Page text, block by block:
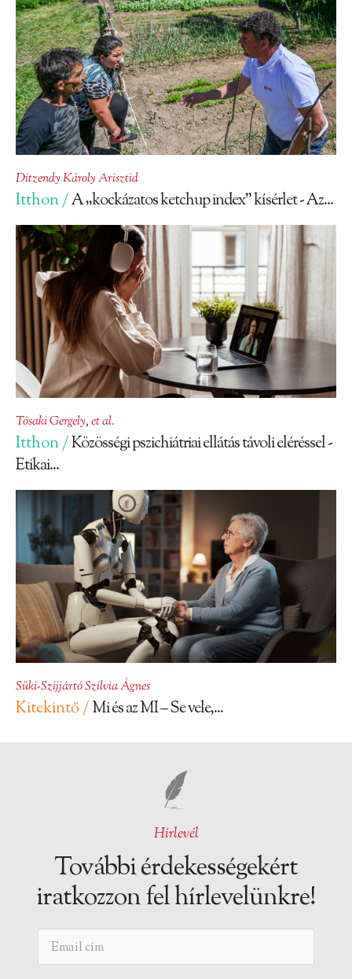
Ditzendy Károly Arisztid
Itthon /A „kockázatos ketchup index” kísérlet - Az...
Tósaki Gergely,et al.
Itthon /Közösségi pszichiátriai ellátás távoli eléréssel -
Etikai...
Süki-Szijjártó Szilvia Ágnes
Kitekintő /Mi és az MI – Se vele,...
Hírlevél
További érdekességekért
iratkozzon fel hírlevelünkre!